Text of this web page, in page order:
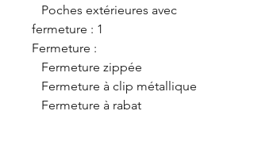
Poches extérieures avec
fermeture : 1
Fermeture :
Fermeture zippée
Fermeture à clip métallique
Fermeture à rabat